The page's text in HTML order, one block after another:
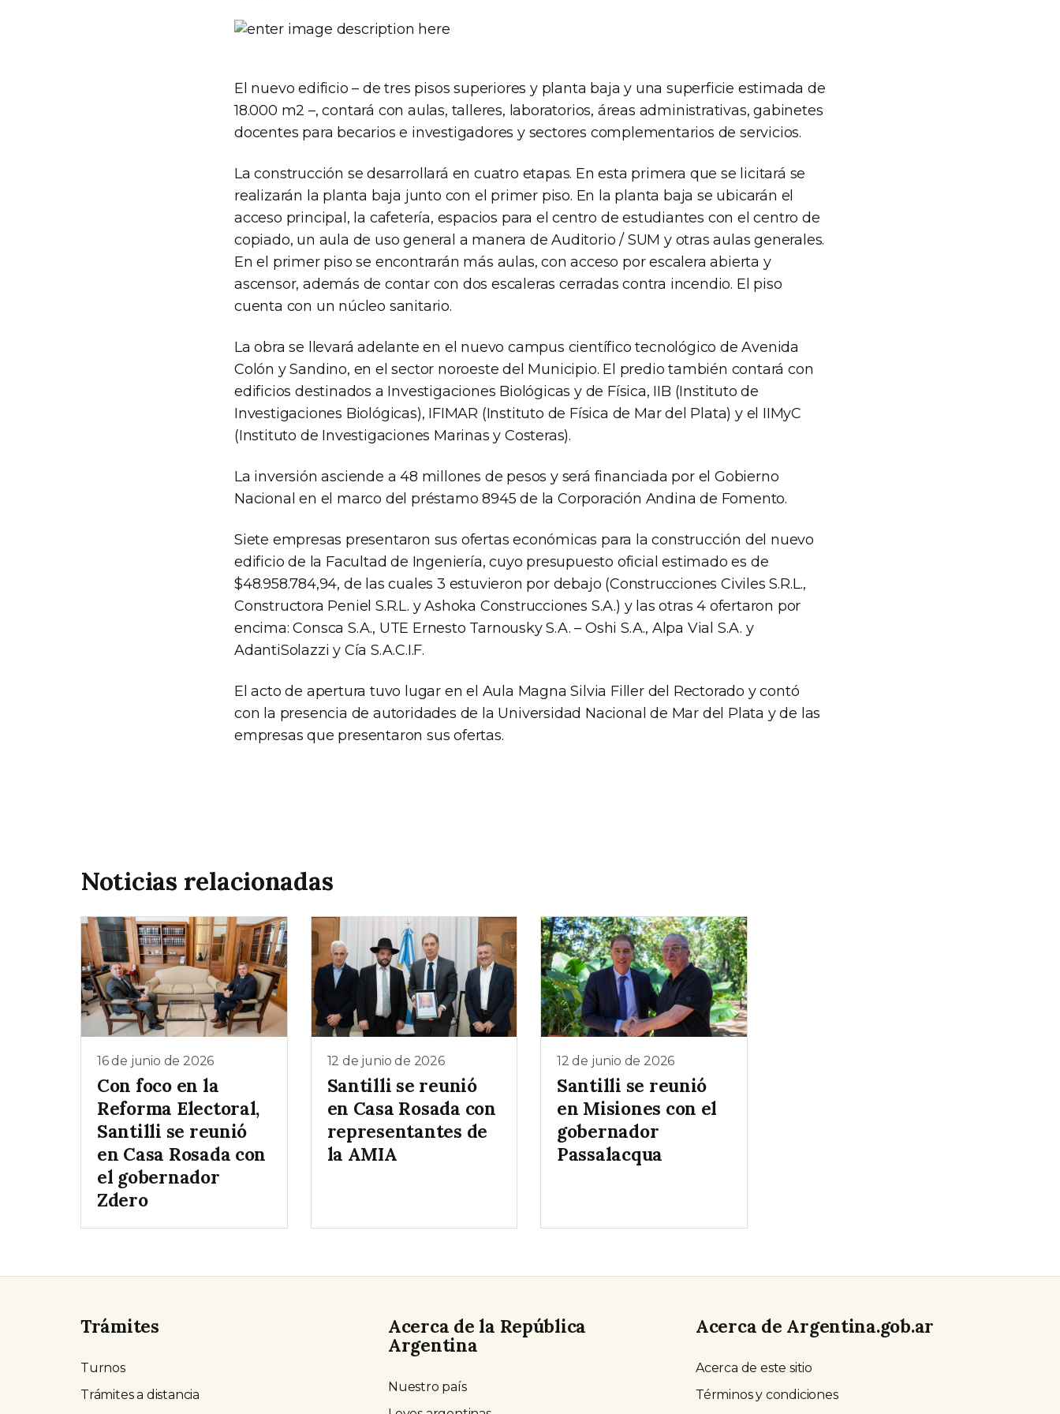
El nuevo edificio – de tres pisos superiores y planta baja y una superficie estimada de
18.000 m2 –, contará con aulas, talleres, laboratorios, áreas administrativas, gabinetes
docentes para becarios e investigadores y sectores complementarios de servicios.
La construcción se desarrollará en cuatro etapas. En esta primera que se licitará se
realizarán la planta baja junto con el primer piso. En la planta baja se ubicarán el
acceso principal, la cafetería, espacios para el centro de estudiantes con el centro de
copiado, un aula de uso general a manera de Auditorio / SUM y otras aulas generales.
En el primer piso se encontrarán más aulas, con acceso por escalera abierta y
ascensor, además de contar con dos escaleras cerradas contra incendio. El piso
cuenta con un núcleo sanitario.
La obra se llevará adelante en el nuevo campus científico tecnológico de Avenida
Colón y Sandino, en el sector noroeste del Municipio. El predio también contará con
edificios destinados a Investigaciones Biológicas y de Física, IIB (Instituto de
Investigaciones Biológicas), IFIMAR (Instituto de Física de Mar del Plata) y el IIMyC
(Instituto de Investigaciones Marinas y Costeras).
La inversión asciende a 48 millones de pesos y será financiada por el Gobierno
Nacional en el marco del préstamo 8945 de la Corporación Andina de Fomento.
Siete empresas presentaron sus ofertas económicas para la construcción del nuevo
edificio de la Facultad de Ingeniería, cuyo presupuesto oficial estimado es de
$48.958.784,94, de las cuales 3 estuvieron por debajo (Construcciones Civiles S.R.L.,
Constructora Peniel S.R.L. y Ashoka Construcciones S.A.) y las otras 4 ofertaron por
encima: Consca S.A., UTE Ernesto Tarnousky S.A. – Oshi S.A., Alpa Vial S.A. y
AdantiSolazzi y Cía S.A.C.I.F.
El acto de apertura tuvo lugar en el Aula Magna Silvia Filler del Rectorado y contó
con la presencia de autoridades de la Universidad Nacional de Mar del Plata y de las
empresas que presentaron sus ofertas.
Noticias relacionadas
16 de junio de 2026
Con foco en la
Reforma Electoral,
Santilli se reunió
en Casa Rosada con
el gobernador
Zdero
12 de junio de 2026
Santilli se reunió
en Casa Rosada con
representantes de
la AMIA
12 de junio de 2026
Santilli se reunió
en Misiones con el
gobernador
Passalacqua
Trámites
Turnos
Trámites a distancia
Acerca de la República
Argentina
Nuestro país
Acerca de Argentina.gob.ar
Acerca de este sitio
Términos y condiciones